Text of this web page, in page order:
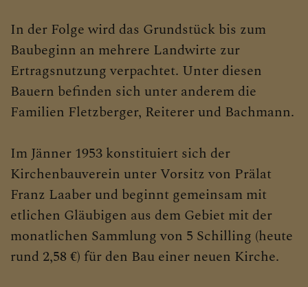
In der Folge wird das Grundstück bis zum
Baubeginn an mehrere Landwirte zur
Ertragsnutzung verpachtet. Unter diesen
Bauern befinden sich unter anderem die
Familien Fletzberger, Reiterer und Bachmann.
Im Jänner 1953 konstituiert sich der
Kirchenbauverein unter Vorsitz von Prälat
Franz Laaber und beginnt gemeinsam mit
etlichen Gläubigen aus dem Gebiet mit der
monatlichen Sammlung von 5 Schilling (heute
rund 2,58 €) für den Bau einer neuen Kirche.